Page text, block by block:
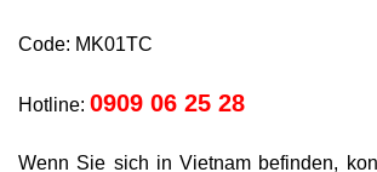
Code: MK01TC
Hotline: 0909 06 25 28
Wenn Sie sich in Vietnam befinden,